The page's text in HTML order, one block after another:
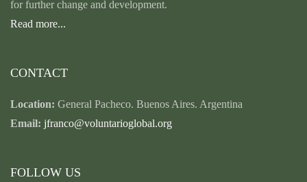
for further change and development.
Read more...
CONTACT
Location: General Pacheco. Buenos Aires. Argentina
Email: jfranco@voluntarioglobal.org
FOLLOW US